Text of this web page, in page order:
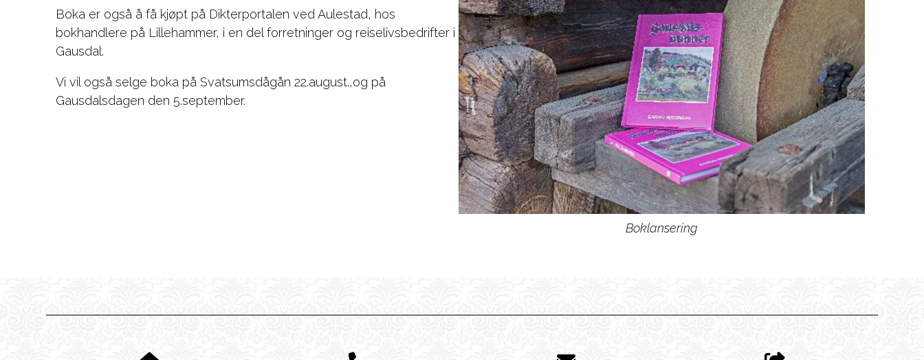
Boklansering
Boka er også å få kjøpt på Dikterportalen ved Aulestad, hos
bokhandlere på Lillehammer, i en del forretninger og reiselivsbedrifter i
Gausdal.
Vi vil også selge boka på Svatsumsdågån 22.august.,og på
Gausdalsdagen den 5.september.